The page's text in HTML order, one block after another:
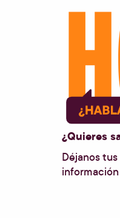
¿Quieres
Déjanos